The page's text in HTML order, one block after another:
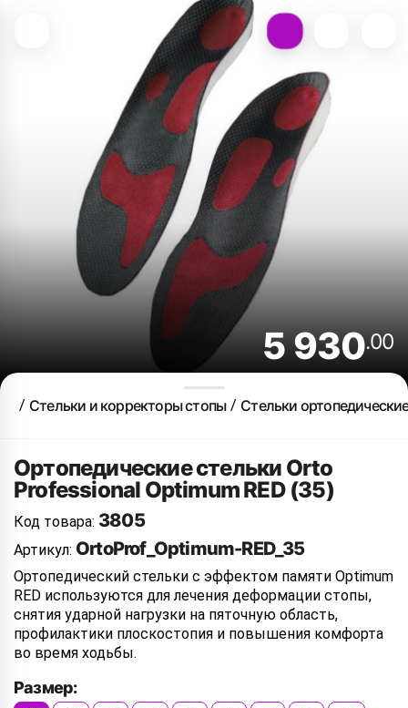
5 930.00
Стельки и корректоры стопы Стельки
Ортопедические стельки Orto
Professional Optimum RED (35)
Код товара: 3805
Артикул: OrtoProf_Optimum-RED_35
Ортопедический стельки с эффектом памяти Optimum
RED используются для лечения деформации стопы,
снятия ударной нагрузки на пяточную область,
профилактики плоскостопия и повышения комфорта
во время ходьбы.
Размер: